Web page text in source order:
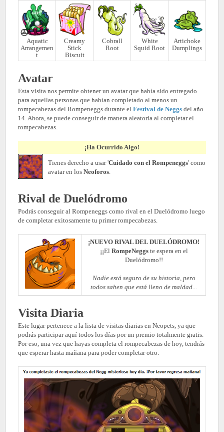
Aquatic
Arrangemen
t
Creamy
Stick
Biscuit
Cobrall
Root
White
Squid Root
Artichoke
Dumplings
Avatar
Esta visita nos permite obtener un avatar que había sido entregado
para aquellas personas que habían completado al menos un
rompecabezas del Rompeneggs durante el Festival de Neggs del año
14. Ahora, se puede conseguir de manera aleatoria al completar el
rompecabezas.
¡Ha Ocurrido Algo!
Tienes derecho a usar 'Cuidado con el Rompeneggs' como
avatar en los Neoforos.
Rival de Duelódromo
Podrás conseguir al Rompeneggs como rival en el Duelódromo luego
de completar exitosamente tu primer rompecabezas.
¡NUEVO RIVAL DEL DUELÓDROMO!
¡¡El RompeNeggs te espera en el
Duelódromo!!
Nadie está seguro de su historia, pero
todos saben que está lleno de maldad...
Visita Diaria
Este lugar pertenece a la lista de visitas diarias en Neopets, ya que
podrás participar aquí todos los días por un premio totalmente gratis.
Por eso, una vez que hayas completa el rompecabezas de hoy, tendrás
que esperar hasta mañana para poder completar otro.